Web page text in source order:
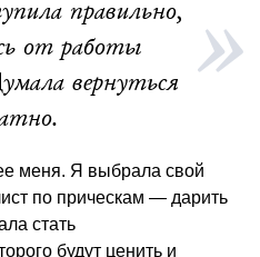
правильно,
от работы
вернуться
меня. Я выбрала свой
по прическам — дарить
стать
будут ценить и